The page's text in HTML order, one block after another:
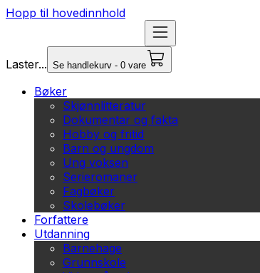
Hopp til hovedinnhold
Laster... Se handlekurv - 0 vare
Bøker
Skjønnlitteratur
Dokumentar og fakta
Hobby og fritid
Barn og ungdom
Ung voksen
Serieromaner
Fagbøker
Skolebøker
Forfattere
Utdanning
Barnehage
Grunnskole